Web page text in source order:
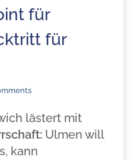
für
für
lästert mit
Ulmen will
kann